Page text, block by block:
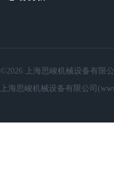
©2026 上海思峻机械设备有限
上海思峻机械设备有限公司